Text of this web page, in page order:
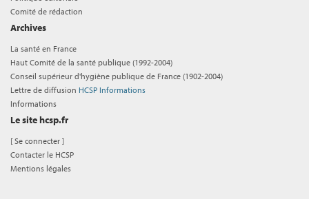
Comité de rédaction
Archives
La santé en France
Haut Comité de la santé publique (1992-2004)
Conseil supérieur d'hygiène publique de France (1902-2004)
Lettre de diffusion HCSP Informations
Informations
Le site hcsp.fr
[Se connecter ]
Contacter le HCSP
Mentions légales